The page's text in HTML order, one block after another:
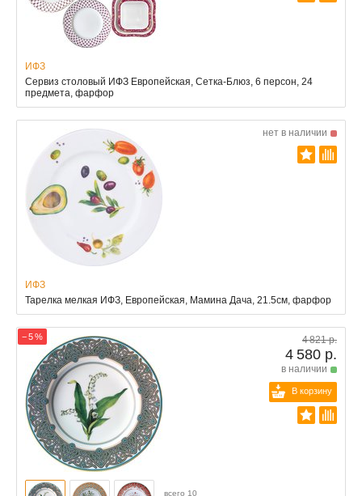
ИФЗ
Сервиз столовый ИФЗ Европейская, Сетка-Блюз, 6 персон, 24
предмета, фарфор
нет в наличии
ИФЗ
Тарелка мелкая ИФЗ, Европейская, Мамина Дача, 21.5см, фарфор
− 5 % 4 821 р.
4 580 р.
в наличии
В корзину
всего 10